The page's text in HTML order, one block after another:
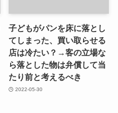
子どもがパンを床に落とし
てしまった、買い取らせる
店は冷たい？→客の立場な
ら落とした物は弁償して当
たり前と考えるべき
2022-05-30